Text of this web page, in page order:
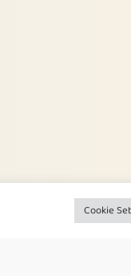
Cookie